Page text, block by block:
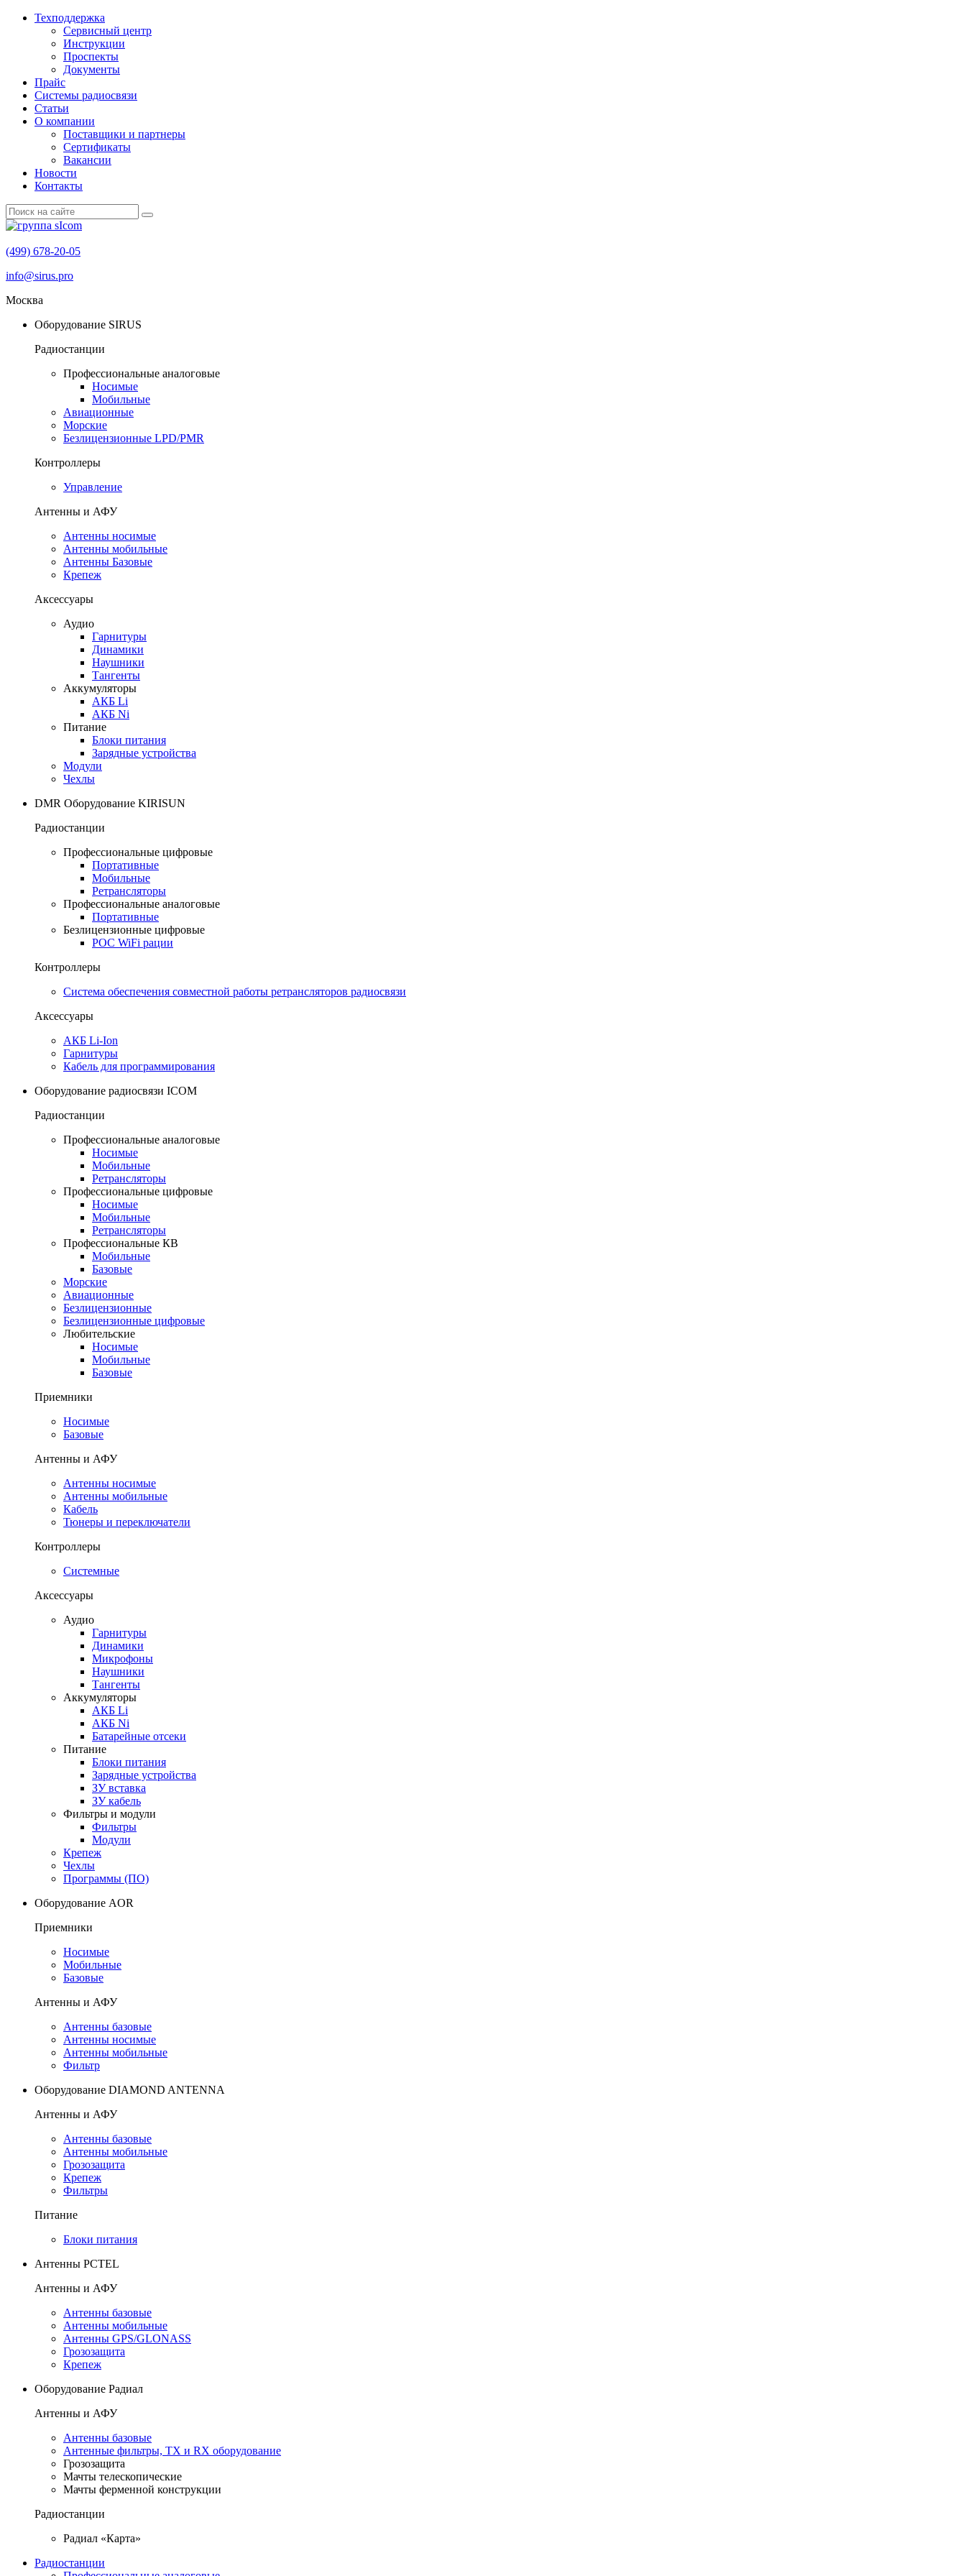
Техподдержка
Сервисный центр
Инструкции
Проспекты
Документы
Прайс
Системы радиосвязи
Статьи
О компании
Поставщики и партнеры
Cертификаты
Вакансии
Новости
Контакты
(499) 678-20-05
info@sirus.pro
Москва
Оборудование SIRUS
Радиостанции
Профессиональные аналоговые
Носимые
Мобильные
Авиационные
Морские
Безлицензионные LPD/PMR
Контроллеры
Управление
Антенны и АФУ
Антенны носимые
Антенны мобильные
Антенны Базовые
Крепеж
Аксессуары
Аудио
Гарнитуры
Динамики
Наушники
Тангенты
Аккумуляторы
АКБ Li
АКБ Ni
Питание
Блоки питания
Зарядные устройства
Модули
Чехлы
DMR Оборудование KIRISUN
Радиостанции
Профессиональные цифровые
Портативные
Мобильные
Ретрансляторы
Профессиональные аналоговые
Портативные
Безлицензионные цифровые
POC WiFi рации
Контроллеры
Система обеспечения совместной работы ретрансляторов радиосвязи
Аксессуары
АКБ Li-Ion
Гарнитуры
Кабель для программирования
Оборудование радиосвязи ICOM
Радиостанции
Профессиональные аналоговые
Носимые
Мобильные
Ретрансляторы
Профессиональные цифровые
Носимые
Мобильные
Ретрансляторы
Профессиональные КВ
Мобильные
Базовые
Морские
Авиационные
Безлицензионные
Безлицензионные цифровые
Любительские
Носимые
Мобильные
Базовые
Приемники
Носимые
Базовые
Антенны и АФУ
Антенны носимые
Антенны мобильные
Кабель
Тюнеры и переключатели
Контроллеры
Системные
Аксессуары
Аудио
Гарнитуры
Динамики
Микрофоны
Наушники
Тангенты
Аккумуляторы
АКБ Li
АКБ Ni
Батарейные отсеки
Питание
Блоки питания
Зарядные устройства
ЗУ вставка
ЗУ кабель
Фильтры и модули
Фильтры
Модули
Крепеж
Чехлы
Программы (ПО)
Оборудование AOR
Приемники
Носимые
Мобильные
Базовые
Антенны и АФУ
Антенны базовые
Антенны носимые
Антенны мобильные
Фильтр
Оборудование DIAMOND ANTENNA
Антенны и АФУ
Антенны базовые
Антенны мобильные
Грозозащита
Крепеж
Фильтры
Питание
Блоки питания
Антенны PCTEL
Антенны и АФУ
Антенны базовые
Антенны мобильные
Антенны GPS/GLONASS
Грозозащита
Крепеж
Оборудование Радиал
Антенны и АФУ
Антенны базовые
Антенные фильтры, TX и RX оборудование
Грозозащита
Мачты телескопические
Мачты ферменной конструкции
Радиостанции
Радиал «Карта»
Радиостанции